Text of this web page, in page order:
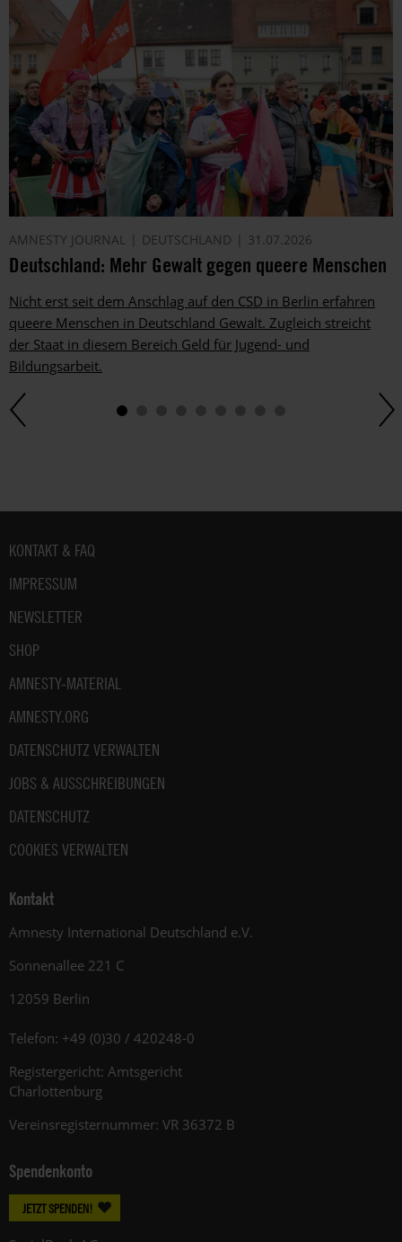
AMNESTY JOURNAL DEUTSCHLAND 31.07.2026
Deutschland: Mehr Gewalt gegen queere Menschen
Nicht erst seit dem Anschlag auf den CSD in Berlin erfahren
queere Menschen in Deutschland Gewalt. Zugleich streicht
der Staat in diesem Bereich Geld für Jugend- und
Bildungsarbeit.
Fußbereich
KONTAKT & FAQ
IMPRESSUM
NEWSLETTER
SHOP
AMNESTY-MATERIAL
AMNESTY.ORG
DATENSCHUTZ VERWALTEN
JOBS & AUSSCHREIBUNGEN
DATENSCHUTZ
COOKIES VERWALTEN
Kontakt
Amnesty International Deutschland e.V.
Sonnenallee 221 C
12059 Berlin
Telefon: +49 (0)30 / 420248-0
Registergericht: Amtsgericht
Charlottenburg
Vereinsregisternummer: VR 36372 B
Spendenkonto
JETZT SPENDEN!